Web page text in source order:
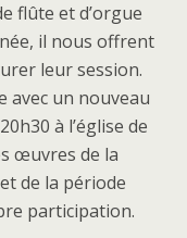
flûte et d’orgue
il nous offrent
leur session.
avec un nouveau
à l’église de
œuvres de la
de la période
participation.